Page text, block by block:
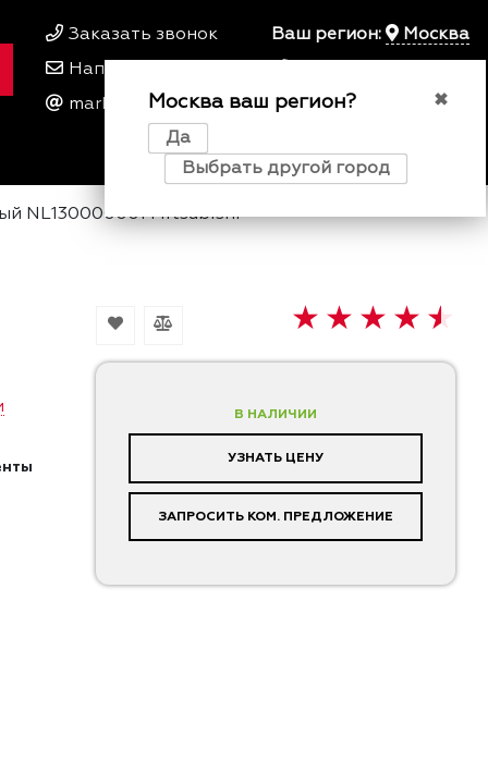
Заказать звонок
Написать нам
marketing@kfork.ru
Ваш регион: Москва
✖
Москва ваш регион?
Да
Выбрать другой город
Пн-Пт 9
00
0
NL130000001 Mitsubishi
В НАЛИЧИИ
УЗНАТЬ ЦЕНУ
ЗАПРОСИТЬ КОМ. ПРЕДЛОЖЕНИЕ